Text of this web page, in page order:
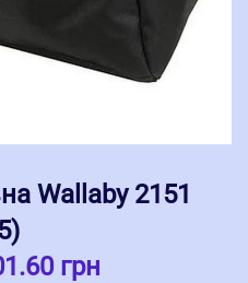
Wallaby 2151
грн